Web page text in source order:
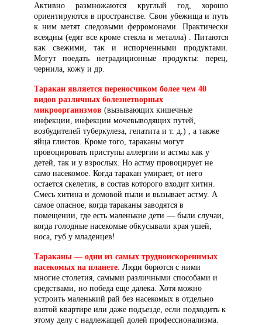
Активно размножаются круглый год, хорошо
ориентируются в пространстве. Свои убежища и путь
к ним метят следовыми ферромонами. Практически
всеядны (едят все кроме стекла и металла) . Питаются
как свежими, так и испорченными продуктами.
Могут поедать нетрадиционные продукты: перец,
чернила, кожу и др.
Таракан является переносчиком более чем 40
видов различных болезнетворных
микроорганизмов (вызывающих кишечные
инфекции, инфекции мочевыводящих путей,
возбудителей туберкулеза, гепатита и т. д.) , а также
яйца глистов. Кроме того, тараканы могут
провоцировать приступы аллергии и астмы как у
детей, так и у взрослых. Но астму провоцирует не
само насекомое. Когда таракан умирает, от него
остается скелетик, в состав которого входит хитин.
Смесь хитина и домовой пыли и вызывает астму. А
самое опасное, когда тараканы заводятся в
помещении, где есть маленькие дети — были случаи,
когда голодные насекомые обкусывали края ушей,
носа, губ у младенцев!
Тараканы — одни из самых трудноискоренимых
насекомых на планете. Люди борются с ними
многие столетия, самыми различными способами и
средствами, но победа еще далека. Хотя можно
устроить маленький рай без насекомых в отдельно
взятой квартире или даже подъезде, если подходить к
этому делу с надлежащей долей профессионализма.